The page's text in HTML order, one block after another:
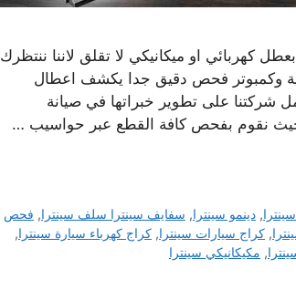
كهربائي او ميكانيكي لا تقلق لاننا ننتظرك
وكمبوتر فحص دقيق جدا يكشف اعطال
شركتنا على تطوير خبراتها في صيانة
نقوم بفحص كافة القطع عبر حواسيب …
,دينمو سينترا, سفايف سينترا سلف سينترا, فحص
, كراج سيارات سينترا, كراج كهرباء سيارة سينترا,
, مكيكانيكي سينترا